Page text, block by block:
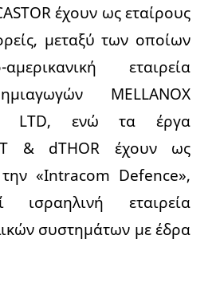
έχουν ως εταίρους
μεταξύ των οποίων
εταιρεία
MELLANOX
LTD, ενώ τα έργα
& dTHOR έχουν ως
«Intracom Defence»,
ισραηλινή εταιρεία
συστημάτων με έδρα